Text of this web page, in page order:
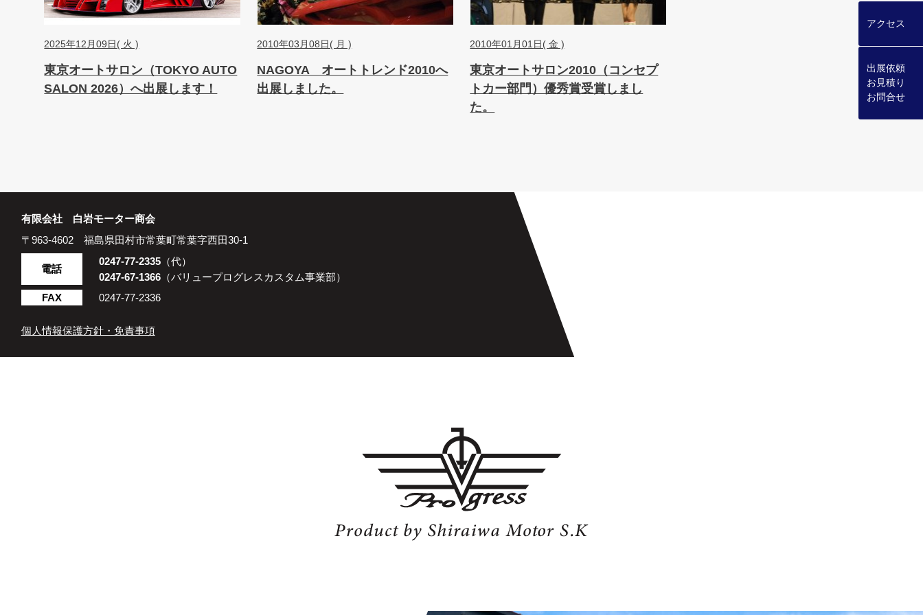
アクセス
出展依頼
お見積り
お問合せ
2025年12月09日( 火 )
東京オートサロン（TOKYO AUTO
SALON 2026）へ出展します！
2010年03月08日( 月 )
NAGOYA オートトレンド2010へ
出展しました。
2010年01月01日( 金 )
東京オートサロン2010（コンセプ
トカー部門）優秀賞受賞しまし
た。
有限会社 白岩モーター商会
〒963-4602 福島県田村市常葉町常葉字西田30-1
電話
0247-77-2335（代）
0247-67-1366（バリュープログレスカスタム事業部）
FAX
0247-77-2336
個人情報保護方針・免責事項